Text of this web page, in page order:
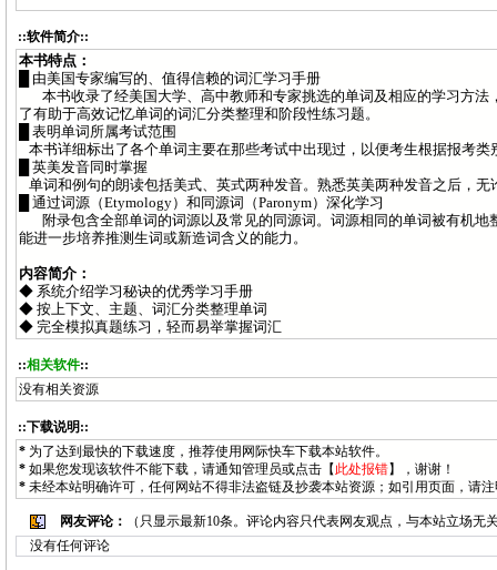
::软件简介::
本书特点：
█ 由美国专家编写的、值得信赖的词汇学习手册
本书收录了经美国大学、高中教师和专家挑选的单词及相应的学习方法
了有助于高效记忆单词的词汇分类整理和阶段性练习题。
█ 表明单词所属考试范围
本书详细标出了各个单词主要在那些考试中出现过，以便考生根据报考
█ 英美发音同时掌握
单词和例句的朗读包括美式、英式两种发音。熟悉英美两种发音之后，
█ 通过词源（Etymology）和同源词（Paronym）深化学习
附录包含全部单词的词源以及常见的同源词。词源相同的单词被有机
能进一步培养推测生词或新造词含义的能力。
内容简介：
◆ 系统介绍学习秘诀的优秀学习手册
◆ 按上下文、主题、词汇分类整理单词
◆ 完全模拟真题练习，轻而易举掌握词汇
::相关软件::
没有相关资源
::下载说明::
* 为了达到最快的下载速度，推荐使用网际快车下载本站软件。
* 如果您发现该软件不能下载，请通知管理员或点击【 此处报错】，谢谢！
* 未经本站明确许可，任何网站不得非法盗链及抄袭本站资源；如引用页面，请
网友评论：
（只显示最新10条。评论内容只代表网友观点，与本站立场无
没有任何评论